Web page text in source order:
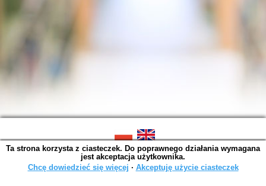
SOWA OPAC v. 6.11.10 (2026-07-24)
Wygenerowano w 0,0014 s.
Ta strona korzysta z ciasteczek. Do poprawnego działania wymagana
jest akceptacja użytkownika.
Chcę dowiedzieć się więcej ∙ Akceptuję użycie ciasteczek